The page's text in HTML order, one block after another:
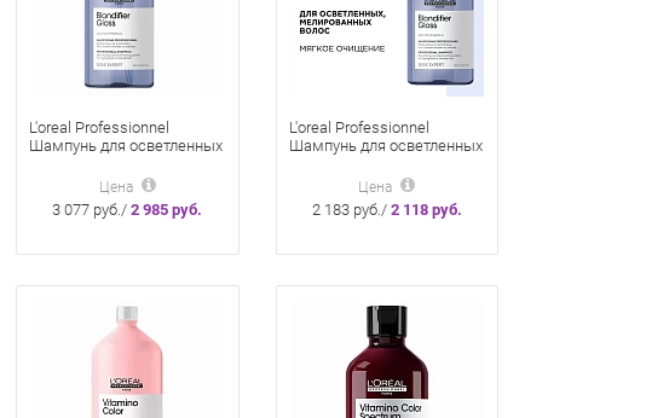
L'oreal Professionnel
Шампунь для осветленных
Blondifier Gloss, 500 мл
Цена
3 077 руб./2 985 руб.
L'oreal Professionnel
Шампунь для осветленных
Blondifier Gloss, 300 мл
Цена
2 183 руб./ 2 118 руб.